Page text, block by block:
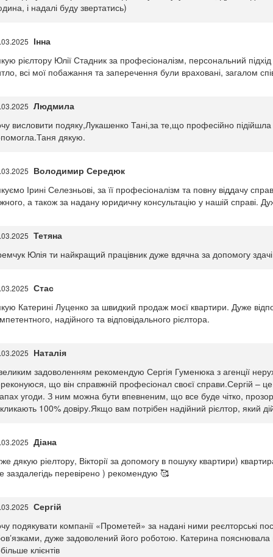
і надалі буду звертатись)
Інна
рієлтору Юлії Стадник за професіоналізм, персональний
всі мої побажання та заперечення були враховані, загалом
Людмила
висловити подяку,Лукашенко Тані,за те,що професійно
дякую.
Володимир Середюк
Ірині Селезньові, за її професіоналізм та повну віддачу
а також за надану юридичну консультацію у нашій справі.
Тетяна
Юлія ти найкращий працівник дуже вдячна за допомогу
Стас
Катерині Луценко за швидкий продаж моєї квартири. Дуже
надійного та відповідального рієлтора.
Наталія
задоволенням рекомендую Сергія Гуменюка з агенції
що він справжній професіонал своєї справи.Сергій – це
угоди. З ним можна бути впевненим, що все буде чітко,
100% довіру.Якщо вам потрібен надійний рієлтор, який
Діана
дякую ріелтору, Вікторії за допомогу в пошуку квартири)
заздалегідь перевірено ) рекомендую 🥰
Сергій
подякувати компанії «Прометей» за надані ними реєлторські
дуже задоволений його роботою. Катерина пояснювала
клієнтів